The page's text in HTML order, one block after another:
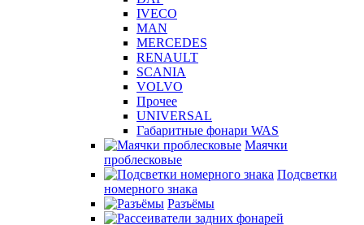
IVECO
MAN
MERCEDES
RENAULT
SCANIA
VOLVO
Прочее
UNIVERSAL
Габаритные фонари WAS
Маячки
проблесковые
Подсветки
номерного знака
Разъёмы